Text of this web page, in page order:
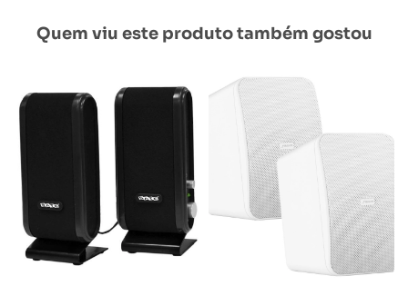
Quem viu este produto também gostou